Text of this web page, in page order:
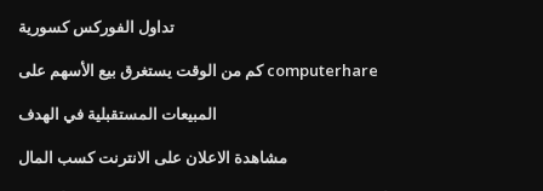
تداول الفوركس كسورية
كم من الوقت يستغرق بيع الأسهم على computerhare
المبيعات المستقبلية في الهدف
مشاهدة الاعلان على الانترنت كسب المال